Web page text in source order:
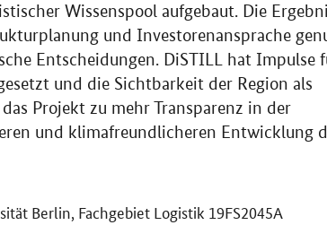
Wissenspool aufgebaut. Die
und Investorenansprache
Entscheidungen. DiSTILL hat Impulse
und die Sichtbarkeit der Region als
Projekt zu mehr Transparenz in der
und klimafreundlicheren Entwicklung
Berlin, Fachgebiet Logistik 19FS2045A